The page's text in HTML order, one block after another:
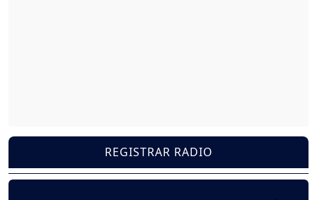
REGISTRAR RADIO